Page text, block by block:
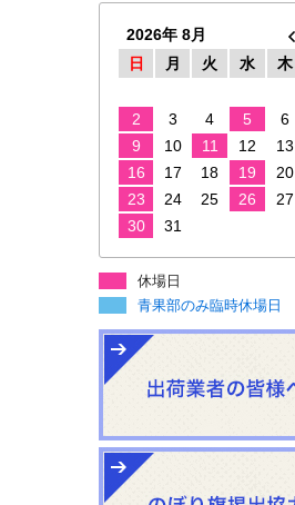
2026年 8月
日
月 火 水 木
2
3 4 5 6
9
10 11 12 13
16
17 18 19 20
23
24 25 26 27
30
31
休場日
青果部のみ臨時休場日